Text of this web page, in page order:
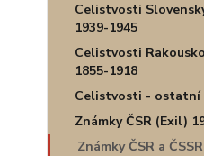
Celistvosti
1939-1945
Celistvosti
1855-1918
Celistvosti - ostatní
Známky ČSR (Exil)
Známky ČSR a